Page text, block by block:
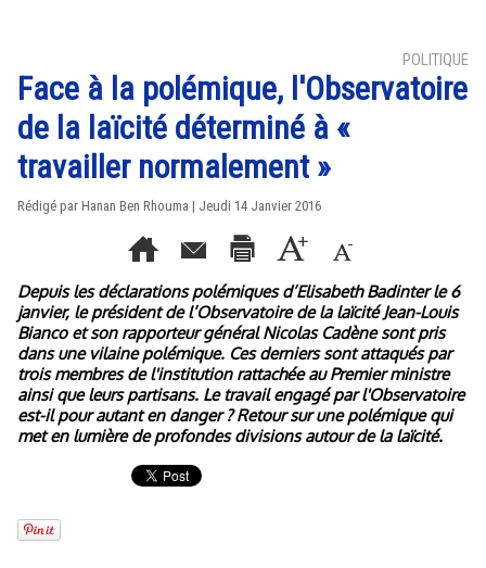
POLITIQUE
Face à la polémique, l'Observatoire
de la laïcité déterminé à «
travailler normalement »
Rédigé par Hanan Ben Rhouma | Jeudi 14 Janvier 2016
Depuis les déclarations polémiques d’Elisabeth Badinter le 6
janvier, le président de l’Observatoire de la laïcité Jean-Louis
Bianco et son rapporteur général Nicolas Cadène sont pris
dans une vilaine polémique. Ces derniers sont attaqués par
trois membres de l'institution rattachée au Premier ministre
ainsi que leurs partisans. Le travail engagé par l'Observatoire
est-il pour autant en danger ? Retour sur une polémique qui
met en lumière de profondes divisions autour de la laïcité.